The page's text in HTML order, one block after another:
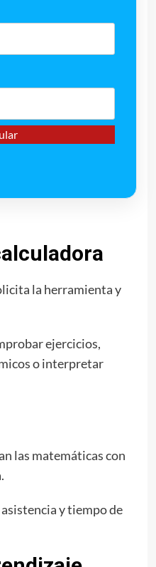
la herramienta y
ejercicios,
o interpretar
las matemáticas con
y tiempo de